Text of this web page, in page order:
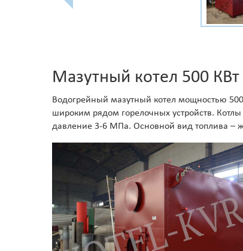
Мазутный котел 500 КВт
Водогрейный мазутный котел мощностью
широким рядом горелочных устройств.
давление 3-6 МПа. Основной вид топлива –